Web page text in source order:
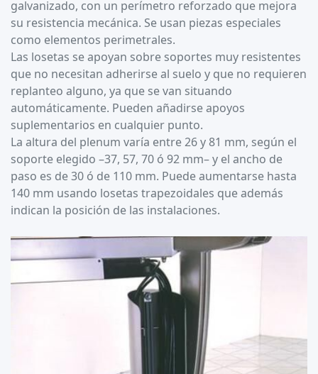
galvanizado, con un perímetro reforzado que mejora
su resistencia mecánica. Se usan piezas especiales
como elementos perimetrales.
Las losetas se apoyan sobre soportes muy resistentes
que no necesitan adherirse al suelo y que no requieren
replanteo alguno, ya que se van situando
automáticamente. Pueden añadirse apoyos
suplementarios en cualquier punto.
La altura del plenum varía entre 26 y 81 mm, según el
soporte elegido –37, 57, 70 ó 92 mm– y el ancho de
paso es de 30 ó de 110 mm. Puede aumentarse hasta
140 mm usando losetas trapezoidales que además
indican la posición de las instalaciones.